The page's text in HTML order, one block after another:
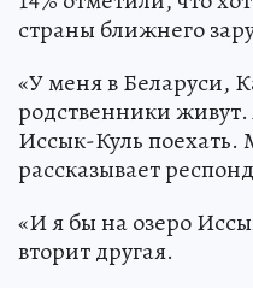
страны ближнего
«У меня в Беларуси,
родственники
Иссык-Куль поехать.
рассказывает
«И я бы на озеро
вторит другая.